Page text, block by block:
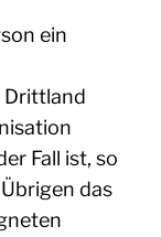
ein
Drittland
Fall ist, so
das